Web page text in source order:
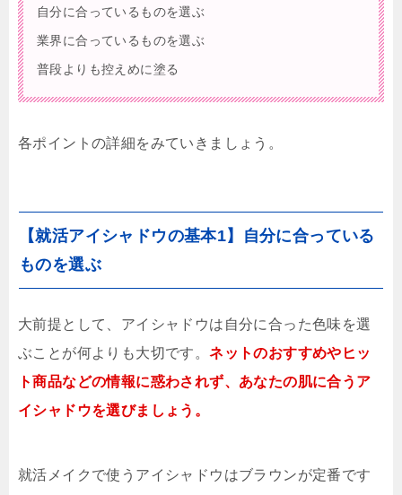
自分に合っているものを選ぶ
業界に合っているものを選ぶ
普段よりも控えめに塗る
各ポイントの詳細をみていきましょう。
【就活アイシャドウの基本1】自分に合っている
ものを選ぶ
大前提として、アイシャドウは自分に合った色味を選
ぶことが何よりも大切です。ネットのおすすめやヒッ
ト商品などの情報に惑わされず、あなたの肌に合うア
イシャドウを選びましょう。
就活メイクで使うアイシャドウはブラウンが定番です